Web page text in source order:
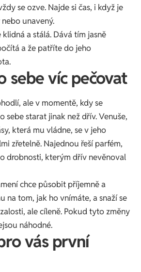
se ozve. Najde si čas, i když je
unavený.
a stálá. Dává tím jasně
a že patříte do jeho
sebe víc pečovat
ale v momentě, kdy se
sebe starat jinak než dřív. Venuše,
která mu vládne, se v jeho
zřetelně. Najednou řeší parfém,
drobnosti, kterým dřív nevěnoval
chce působit příjemně a
na tom, jak ho vnímáte, a snaží se
ale cíleně. Pokud tyto změny
náhodné.
vás první